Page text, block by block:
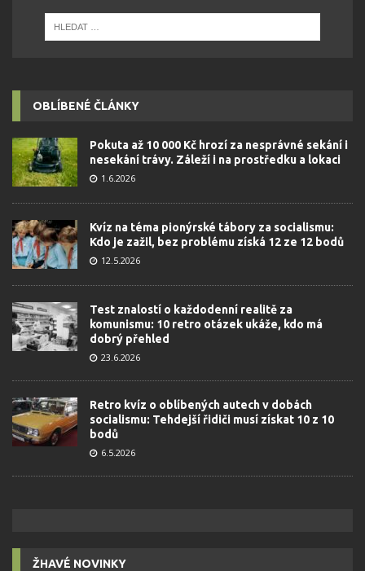
OBLÍBENÉ ČLÁNKY
Pokuta až 10 000 Kč hrozí za nesprávné sekání i
nesekání trávy. Záleží i na prostředku a lokaci
1.6.2026
Kvíz na téma pionýrské tábory za socialismu:
Kdo je zažil, bez problému získá 12 ze 12 bodů
12.5.2026
Test znalostí o každodenní realitě za
komunismu: 10 retro otázek ukáže, kdo má
dobrý přehled
23.6.2026
Retro kvíz o oblíbených autech v dobách
socialismu: Tehdejší řidiči musí získat 10 z 10
bodů
6.5.2026
ŽHAVÉ NOVINKY